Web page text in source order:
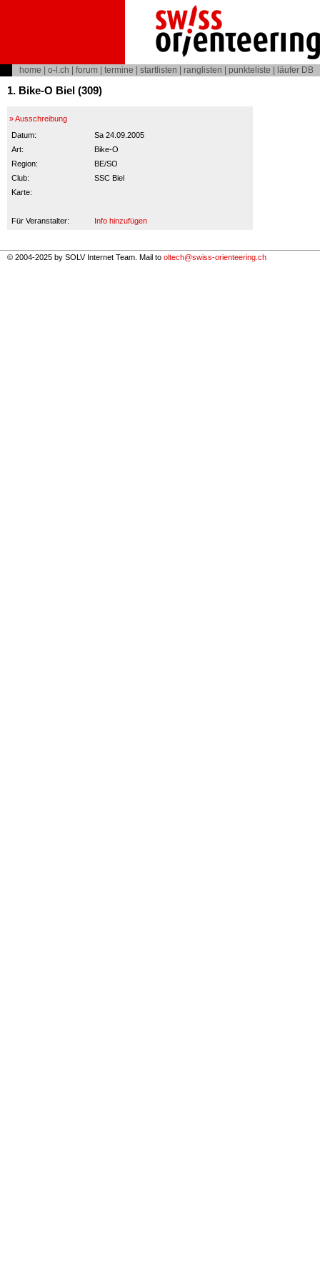
home o-l.ch forum termine startlisten ranglisten punkteliste läufer DB
1. Bike-O Biel (309)
» Ausschreibung
Datum:
Sa 24.09.2005
Art:
Bike-O
Region:
BE/SO
Club:
SSC Biel
Karte:
Für Veranstalter: Info hinzufügen
© 2004-2025 by SOLV Internet Team. Mail to oltech@swiss-orienteering.ch